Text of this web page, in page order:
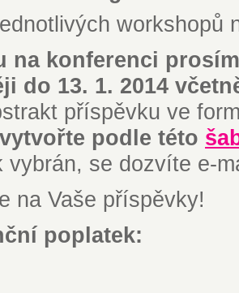
workshopů
na konferenci
do 13. 1. 2014
příspěvku ve
podle této
vybrán, se dozvíte e-
na Vaše příspěvky!
poplatek: